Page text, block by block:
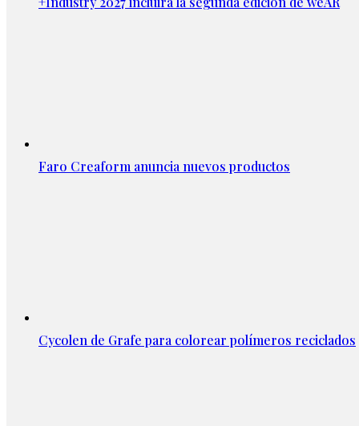
Faro Creaform anuncia nuevos productos
Cycolen de Grafe para colorear polímeros reciclados